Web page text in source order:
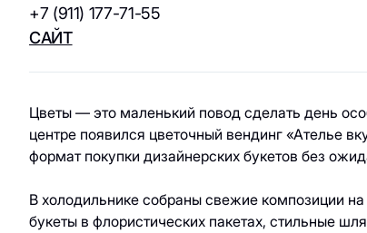
Товары для спорта
и отдыха
Электроника,
техника
Товары для дома
сувениры
+7 (911) 177-71-55
САЙТ
Цветы — это маленький повод сделать день
центре появился цветочный вендинг «Ателье
формат покупки дизайнерских букетов без
В холодильнике собраны свежие композиции
букеты в флористических пакетах, стильные